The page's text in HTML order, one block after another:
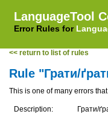
LanguageTool
Error Rules for
<< return to list of rules
Rule "Грати/
This is one of many errors that
Description:
Грати/